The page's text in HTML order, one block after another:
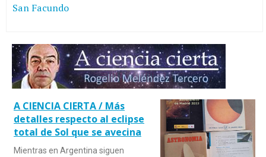
San Facundo
A CIENCIA CIERTA / Más
detalles respecto al eclipse
total de Sol que se avecina
Mientras en Argentina siguen